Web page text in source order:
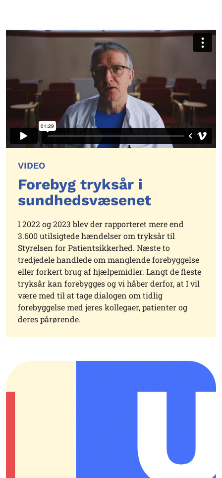
VIDEO
Forebyg tryksår i
sundhedsvæsenet
I 2022 og 2023 blev der rapporteret mere end
3.600 utilsigtede hændelser om tryksår til
Styrelsen for Patientsikkerhed. Næste to
tredjedele handlede om manglende forebyggelse
eller forkert brug af hjælpemidler. Langt de fleste
tryksår kan forebygges og vi håber derfor, at I vil
være med til at tage dialogen om tidlig
forebyggelse med jeres kollegaer, patienter og
deres pårørende.